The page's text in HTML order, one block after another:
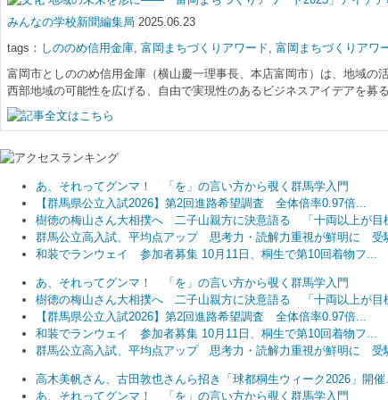
みんなの学校新聞編集局 2025.06.23
tags： しののめ信用金庫 富岡まちづくりアワード 富岡まちづくりアワ
富岡市としののめ信用金庫（横山慶一理事長、本店富岡市）は、地域
西部地域の可能性を広げる、自由で実現性のあるビジネスアイデアを
あ、それってグンマ！ 「を」の言い方から覗く群馬学入門
【群馬県公立入試2026】第2回進路希望調査 全体倍率0.97倍...
樹徳の梅山さん大相撲へ 二子山親方に決意語る 「十両以上が目
群馬公立高入試、平均点アップ 思考力・読解力重視が鮮明に 受
和装でランウェイ 参加者募集 10月11日、桐生で第10回着物フ...
あ、それってグンマ！ 「を」の言い方から覗く群馬学入門
樹徳の梅山さん大相撲へ 二子山親方に決意語る 「十両以上が目
【群馬県公立入試2026】第2回進路希望調査 全体倍率0.97倍...
和装でランウェイ 参加者募集 10月11日、桐生で第10回着物フ...
群馬公立高入試、平均点アップ 思考力・読解力重視が鮮明に 受
高木美帆さん、古田敦也さんら招き「球都桐生ウィーク2026」開催
あ、それってグンマ！ 「を」の言い方から覗く群馬学入門